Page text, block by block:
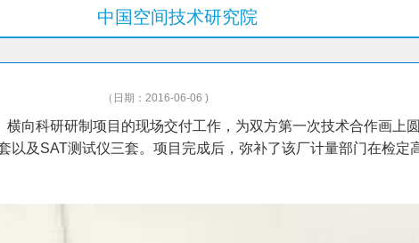
中国空间技术研究院
（日期：2016-06-06 )
向科研研制项目的现场交付工作，为双方第一次技术合作画上
及SAT测试仪三套。项目完成后，弥补了该厂计量部门在检